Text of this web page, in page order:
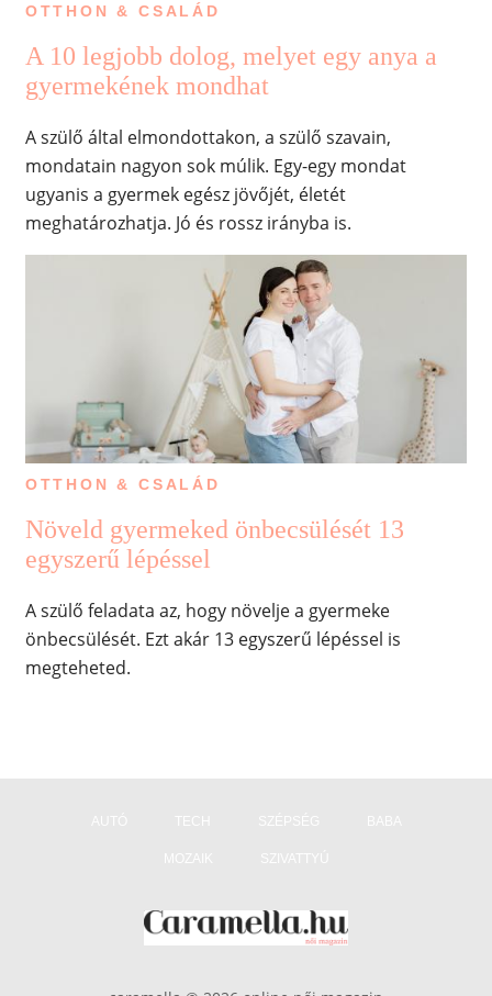
OTTHON & CSALÁD
A 10 legjobb dolog, melyet egy anya a
gyermekének mondhat
A szülő által elmondottakon, a szülő szavain,
mondatain nagyon sok múlik. Egy-egy mondat
ugyanis a gyermek egész jövőjét, életét
meghatározhatja. Jó és rossz irányba is.
OTTHON & CSALÁD
Növeld gyermeked önbecsülését 13
egyszerű lépéssel
A szülő feladata az, hogy növelje a gyermeke
önbecsülését. Ezt akár 13 egyszerű lépéssel is
megteheted.